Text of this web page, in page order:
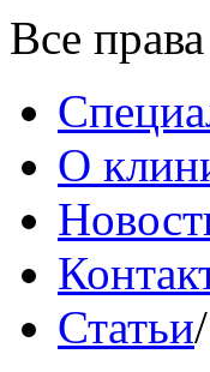
Все
О
Статьи/